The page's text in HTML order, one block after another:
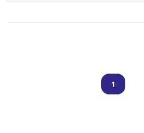
1